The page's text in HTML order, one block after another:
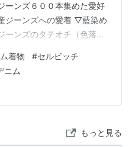
ンズ６００本集めた愛好
ジーンズへの愛着 ▽藍染め
ンズのタテオチ（色落
プロジェクトとは？ ＜初
13日＞ ＜番組紹介＞ 美
う デニム愛好家・片山章
ブルー（JAPAN BLUE
着物 #セルビッチ
ニム
もっと見る